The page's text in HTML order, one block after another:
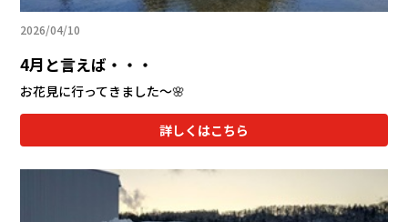
リコ
2026/04/10
4月と言えば・・・
お花見に行ってきました～🌸
詳しくはこちら